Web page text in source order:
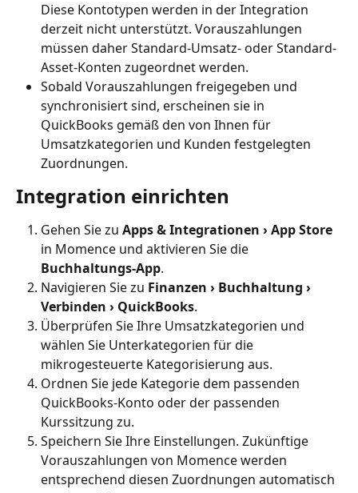
Diese Kontotypen werden in der Integration
derzeit nicht unterstützt. Vorauszahlungen
müssen daher Standard-Umsatz- oder Standard-
Asset-Konten zugeordnet werden.
Sobald Vorauszahlungen freigegeben und
synchronisiert sind, erscheinen sie in
QuickBooks gemäß den von Ihnen für
Umsatzkategorien und Kunden festgelegten
Zuordnungen.
Integration einrichten
Gehen Sie zu Apps & Integrationen › App Store
in Momence und aktivieren Sie die
Buchhaltungs-App.
Navigieren Sie zu Finanzen › Buchhaltung ›
Verbinden › QuickBooks.
Überprüfen Sie Ihre Umsatzkategorien und
wählen Sie Unterkategorien für die
mikrogesteuerte Kategorisierung aus.
Ordnen Sie jede Kategorie dem passenden
QuickBooks-Konto oder der passenden
Kurssitzung zu.
Speichern Sie Ihre Einstellungen. Zukünftige
Vorauszahlungen von Momence werden
entsprechend diesen Zuordnungen automatisch